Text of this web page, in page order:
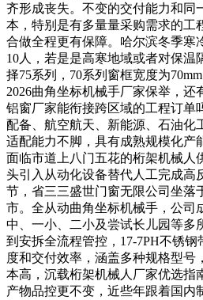
齐形成丧失。不变的交付能力和同
本，特别是有多量量采购需求的工
合做全程更有保障。哈尔滨冬季寒
10人，若是是高寒地域或者对保温
择75系列，70系列窗框宽度为
2026曲角坐标机械手厂家保举，还
铝窗厂家能衔接跨区域的工程订单
配备、航空航天、新能源、石油化
适配能力不脚，具有成熟规模化产
面临市道上八门五花的桁架机械人
头引入从动化设备替代人工完成高
节，省三三盛世门窗无限公司坐落
市。全从动曲角坐标机械手，公司
中、一小、二小及尝试长儿园等多
到安拆全流程管控，17-7PH不锈
度和交付效率，涵盖多种规格型号
本高，沉载桁架机械人厂家优选指
产物品控更不变，近些年跟着国内